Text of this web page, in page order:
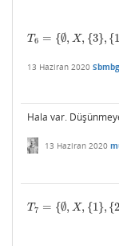
T6 = {∅, X, {3}, {1
T6 ={∅,X,{ 3},{1 ,2
13 Haziran 2020 Sbmbg
Hala var.
13 Haziran 2020
T7 = {∅, X, {1}, {2
T7 ={∅ ,X,{ 1},{2 }}